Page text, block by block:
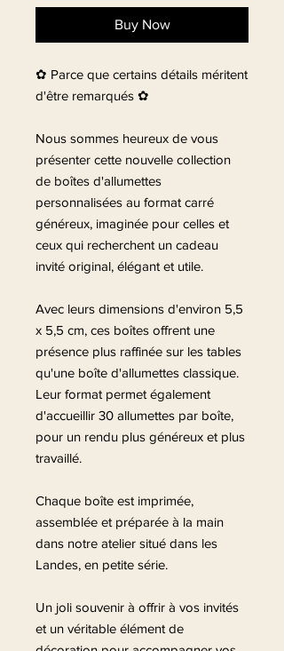
Buy Now
✿ Parce que certains détails méritent
d'être remarqués ✿
Nous sommes heureux de vous
présenter cette nouvelle collection
de boîtes d'allumettes
personnalisées au format carré
généreux, imaginée pour celles et
ceux qui recherchent un cadeau
invité original, élégant et utile.
Avec leurs dimensions d'environ 5,5
x 5,5 cm, ces boîtes offrent une
présence plus raffinée sur les tables
qu'une boîte d'allumettes classique.
Leur format permet également
d'accueillir 30 allumettes par boîte,
pour un rendu plus généreux et plus
travaillé.
Chaque boîte est imprimée,
assemblée et préparée à la main
dans notre atelier situé dans les
Landes, en petite série.
Un joli souvenir à offrir à vos invités
et un véritable élément de